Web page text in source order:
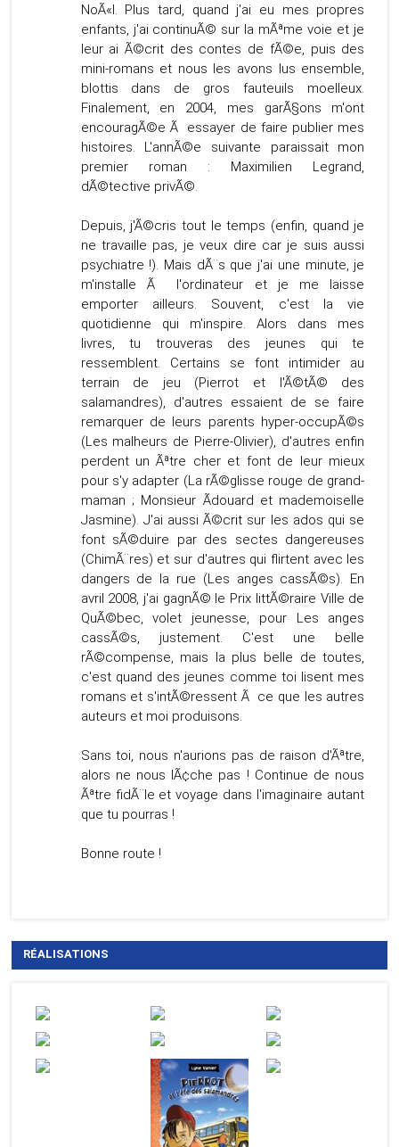
NoÃ«l. Plus tard, quand j'ai eu mes propres
enfants, j'ai continuÃ© sur la mÃªme voie et je
leur ai Ã©crit des contes de fÃ©e, puis des
mini-romans et nous les avons lus ensemble,
blottis dans de gros fauteuils moelleux.
Finalement, en 2004, mes garÃ§ons m'ont
encouragÃ©e Ã essayer de faire publier mes
histoires. L'annÃ©e suivante paraissait mon
premier roman : Maximilien Legrand,
dÃ©tective privÃ©.
Depuis, j'Ã©cris tout le temps (enfin, quand je
ne travaille pas, je veux dire car je suis aussi
psychiatre !). Mais dÃ¨s que j'ai une minute, je
m'installe Ã l'ordinateur et je me laisse
emporter ailleurs. Souvent, c'est la vie
quotidienne qui m'inspire. Alors dans mes
livres, tu trouveras des jeunes qui te
ressemblent. Certains se font intimider au
terrain de jeu (Pierrot et l'Ã©tÃ© des
salamandres), d'autres essaient de se faire
remarquer de leurs parents hyper-occupÃ©s
(Les malheurs de Pierre-Olivier), d'autres enfin
perdent un Ãªtre cher et font de leur mieux
pour s'y adapter (La rÃ©glisse rouge de grand-
maman ; Monsieur Ãdouard et mademoiselle
Jasmine). J'ai aussi Ã©crit sur les ados qui se
font sÃ©duire par des sectes dangereuses
(ChimÃ¨res) et sur d'autres qui flirtent avec les
dangers de la rue (Les anges cassÃ©s). En
avril 2008, j'ai gagnÃ© le Prix littÃ©raire Ville de
QuÃ©bec, volet jeunesse, pour Les anges
cassÃ©s, justement. C'est une belle
rÃ©compense, mais la plus belle de toutes,
c'est quand des jeunes comme toi lisent mes
romans et s'intÃ©ressent Ã ce que les autres
auteurs et moi produisons.
Sans toi, nous n'aurions pas de raison d'Ãªtre,
alors ne nous lÃ¢che pas ! Continue de nous
Ãªtre fidÃ¨le et voyage dans l'imaginaire autant
que tu pourras !
Bonne route !
RÉALISATIONS